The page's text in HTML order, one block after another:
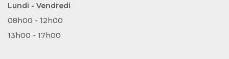
Lundi - Vendredi
08h00 - 12h00
13h00 - 17h00